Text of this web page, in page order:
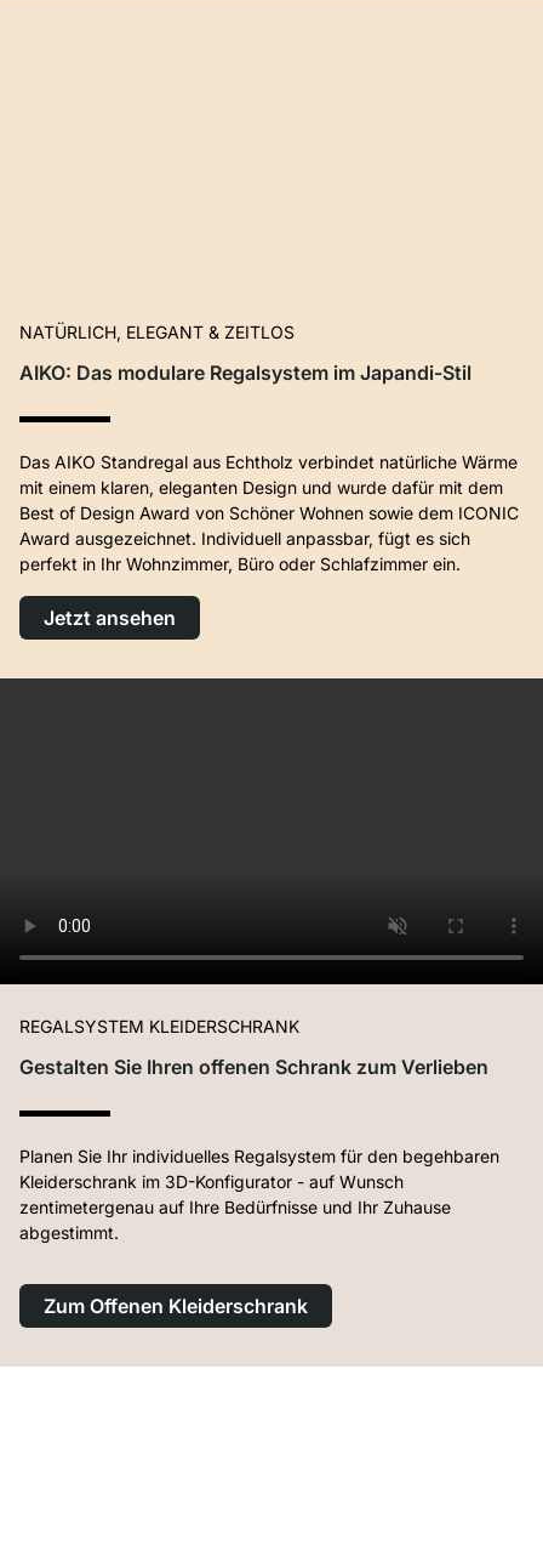
NATÜRLICH, ELEGANT & ZEITLOS
AIKO: Das modulare Regalsystem im Japandi-Stil​
Das AIKO Standregal aus Echtholz verbindet natürliche Wärme
mit einem klaren, eleganten Design und wurde dafür mit dem
Best of Design Award von Schöner Wohnen sowie dem ICONIC
Award ausgezeichnet. Individuell anpassbar, fügt es sich
perfekt in Ihr Wohnzimmer, Büro oder Schlafzimmer ein.
Jetzt ansehen
REGALSYSTEM KLEIDERSCHRANK
Gestalten Sie Ihren offenen Schrank zum Verlieben
Planen Sie Ihr individuelles Regalsystem für den begehbaren
Kleiderschrank im 3D-Konfigurator - auf Wunsch
zentimetergenau auf Ihre Bedürfnisse und Ihr Zuhause
abgestimmt.
Zum Offenen Kleiderschrank